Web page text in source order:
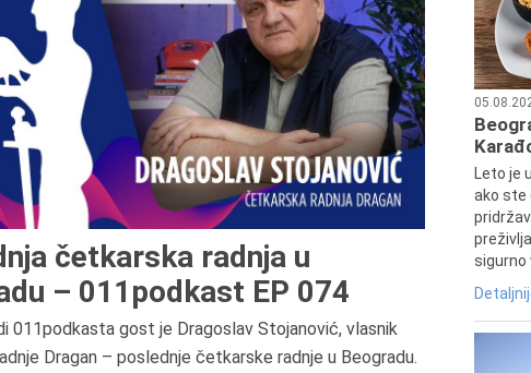
četkarska radnja u
– 011podkast EP 074
011podkasta gost je Dragoslav Stojanović, vlasnik
Dragan – poslednje četkarske radnje u Beogradu.
Leto je
ako ste
sigurno